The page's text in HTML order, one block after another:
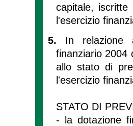
capitale,
l'esercizio
5. In relazione
finanziario 2004
allo stato di
l'esercizio
STATO DI
- la dotazione